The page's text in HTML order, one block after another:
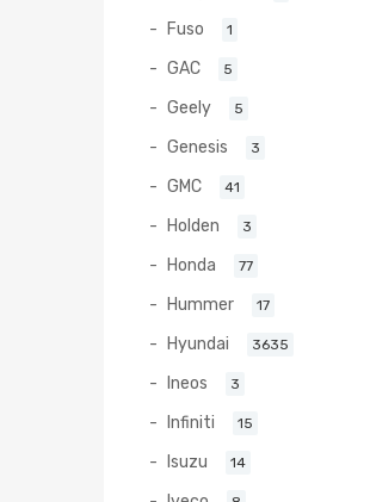
Fuso 1
GAC 5
Geely 5
Genesis 3
GMC 41
Holden 3
Honda 77
Hummer 17
Hyundai 3635
Ineos 3
Infiniti 15
Isuzu 14